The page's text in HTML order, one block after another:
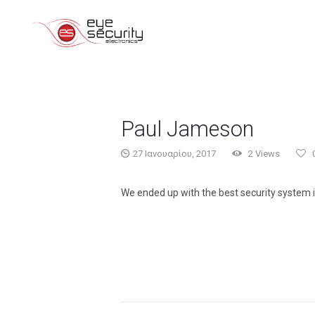
Paul Jameson
27 Ιανουαρίου, 2017 2 Views
We ended up with the best security system